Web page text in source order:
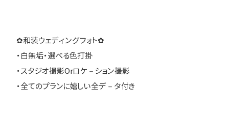
✿和装ウェディングフォト✿
・白無垢・選べる色打掛
・スタジオ撮影Orロケ－ション撮影
・全てのプランに嬉しい全デ－タ付き